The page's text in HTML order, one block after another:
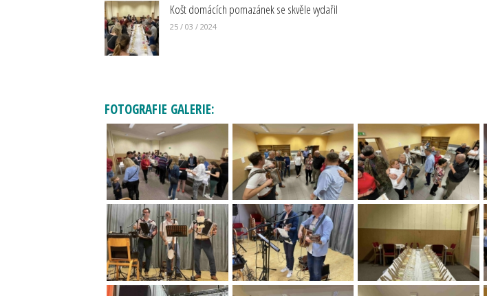
Košt domácích pomazánek se skvěle vydařil
25 / 03 / 2024
FOTOGRAFIE GALERIE: